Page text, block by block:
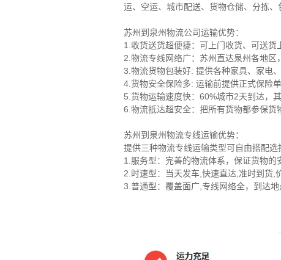
运、空运、城市配送、货物仓储、分拣
苏州到泉州物流公司运输优势：
1.收货送货超便捷：可上门收货、可送货
2.物流专线网络广：苏州直达泉州各地区
3.物流货物包装好: 提供各种家具、家电
4.货物安全保险多: 运输前提供正式保险
5.货物运输速度快：60%城市2天到达，
6.物流抵达超安全：把所有货物都参保
苏州到泉州物流专线运输优势：
提供三种物流专线运输类型可自由搭配选
1.服务型：完善的物流体系，保证货物的
2.时速型：当天发车,快速直达,准时到货,
3.普通型：覆盖面广,专线网络全，到达